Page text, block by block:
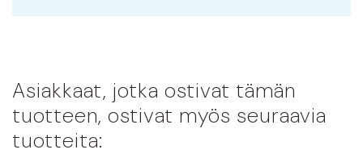
Asiakkaat, jotka ostivat tämän
tuotteen, ostivat myös seuraavia
tuotteita: